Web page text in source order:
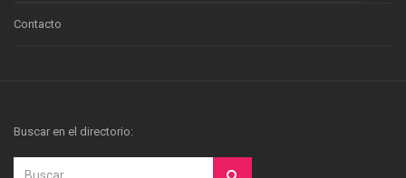
Contacto
Buscar en el directorio: